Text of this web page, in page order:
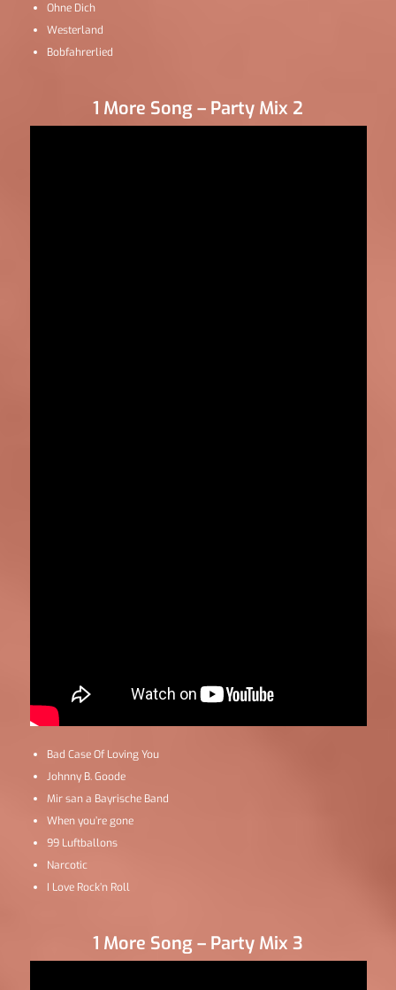
Ohne Dich
Westerland
Bobfahrerlied
1 More Song – Party Mix 2
Bad Case Of Loving You
Johnny B. Goode
Mir san a Bayrische Band
When you’re gone
99 Luftballons
Narcotic
I Love Rock’n Roll
1 More Song – Party Mix 3